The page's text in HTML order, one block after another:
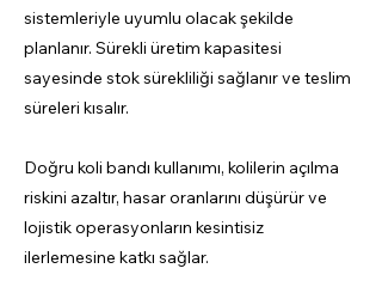
sistemleriyle uyumlu olacak şekilde
planlanır. Sürekli üretim kapasitesi
sayesinde stok sürekliliği sağlanır ve teslim
süreleri kısalır.
Doğru koli bandı kullanımı, kolilerin açılma
riskini azaltır, hasar oranlarını düşürür ve
lojistik operasyonların kesintisiz
ilerlemesine katkı sağlar.